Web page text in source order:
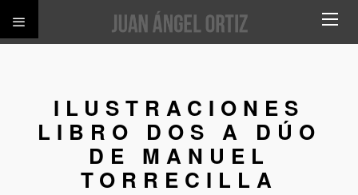
ILUSTRACIONES
LIBRO DOS A DÚO
DE MANUEL
TORRECILLA